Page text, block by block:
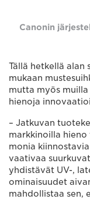
Canonin
Tällä hetkellä alan
mukaan
mutta myös
hienoja
– Jatkuvan
markkinoilla
monia
vaativaa
yhdistävät UV-,
ominaisuudet
mahdollistaa sen,